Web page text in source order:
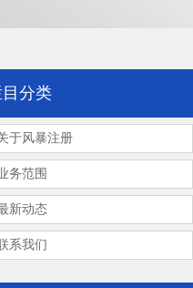
分类
于风暴注册
务范围
新动态
系我们